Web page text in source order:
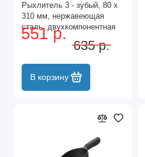
Рыхлитель 3 - зубый, 80 х
310 мм, нержавеющая
сталь, двухкомпонентная
рукоятка, Premium Plus,
551 р.
635 р.
В корзину